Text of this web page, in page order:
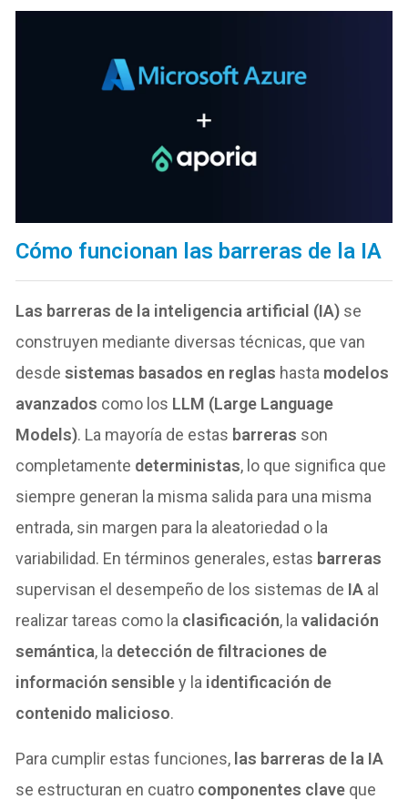
Cómo funcionan las barreras de la IA
Las barreras de la inteligencia artificial (IA) se
construyen mediante diversas técnicas, que van
desdesistemas basados en reglas hasta modelos
avanzados como los LLM (Large Language
Models). La mayoría de estas barreras son
completamente deterministas, lo que significa que
siempre generan la misma salida para una misma
entrada, sin margen para la aleatoriedad o la
variabilidad. En términos generales, estas barreras
supervisan el desempeño de los sistemas de IA al
realizar tareas como la clasificación, lavalidación
semántica, la detección de filtraciones de
información sensibley la identificación de
contenido malicioso.
Para cumplir estas funciones, las barreras de la IA
se estructuran en cuatro componentes clave que